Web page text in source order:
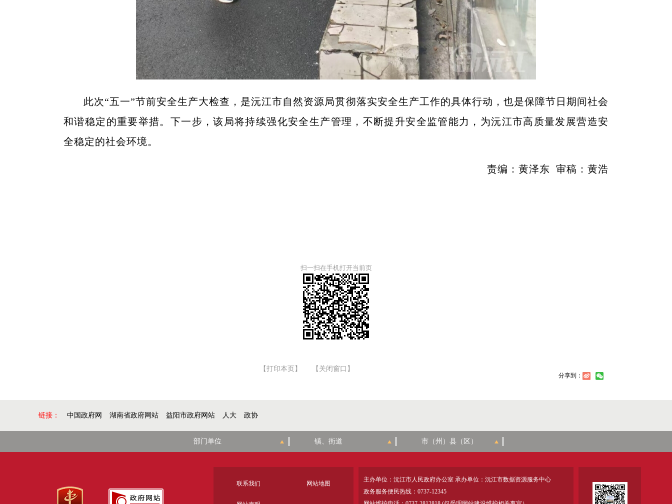
此次“五一”节前安全生产大检查，是沅江市自然资源局贯彻落实安全生产工作的具体行动，也是保障节日期间社会
和谐稳定的重要举措。下一步，该局将持续强化安全生产管理，不断提升安全监管能力，为沅江市高质量发展营造安
全稳定的社会环境。
责编：黄泽东 审稿：黄浩
扫一扫在手机打开当前页
【打印本页】 【关闭窗口】
分享到：
链接： 中国政府网 湖南省政府网站 益阳市政府网站 人大 政协
主办单位：沅江市人民政府办公室 承办单位：沅江市数据资源服务中心
政务服务便民热线：0737-12345
联系我们 网站地图